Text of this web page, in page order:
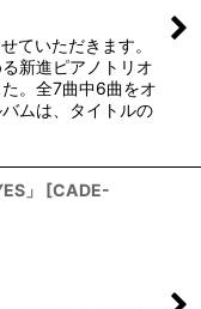
ていただきます。
新進ピアノトリオ
。全7曲中6曲をオ
ムは、タイトルの
」 [CADE-